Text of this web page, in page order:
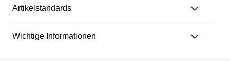
Artikelstandards
Wichtige Informationen